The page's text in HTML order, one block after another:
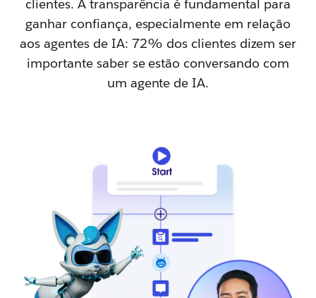
clientes. A transparência é fundamental para
ganhar confiança, especialmente em relação
aos agentes de IA: 72% dos clientes dizem ser
importante saber se estão conversando com
um agente de IA.